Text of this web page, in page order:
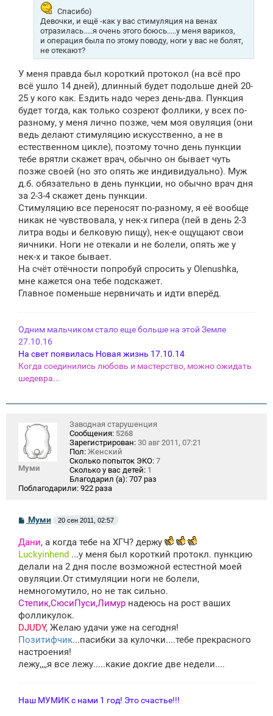
Спасибо)
Девочки, и ещё -как у вас стимуляция на венах
отразилась.....я очень этого боюсь.....у меня варикоз,
и операция была по этому поводу, ноги у вас не болят,
не отекают?
У меня правда был короткий протокол (на всё про
всё ушло 14 дней), длинный будет подольше дней 20-
25 у кого как. Ездить надо через день-два. Пункция
будет тогда, как только созреют фоллики, у всех по-
разному, у меня лично позже, чем моя овуляция (они
ведь делают стимуляцию искусственно, а не в
естественном цикле), поэтому точно день пункции
тебе врятли скажет врач, обычно он бывает чуть
позже своей (но это опять же индивидуально). Муж
д.б. обязательно в день пункции, но обычно врач дня
за 2-3-4 скажет день пункции.
Стимуляцию все переносят по-разному, я её вообще
никак не чувствовала, у нек-х гипера (пей в день 2-3
литра воды и белковую пищу), нек-е ощущают свои
яичники. Ноги не отекали и не болели, опять же у
нек-х и такое бывает.
На счёт отёчности попробуй спросить у Olenushka,
мне кажется она тебе подскажет.
Главное поменьше нервничать и идти вперёд.
Одним мальчиком стало еще больше на этой Земле
27.10.16
На свет появилась Новая жизнь 17.10.14
Когда соединились любовь и мастерство, можно ожидать
шедевра...
Муми
Заводная старушенция
Сообщения: 5268
Зарегистрирован: 30 авг 2011, 07:21
Пол: Женский
Сколько попыток ЭКО: 7
Сколько у вас детей: 1
Благодарил (а): 707 раз
Поблагодарили: 922 раза
С
б
щ
н
и
Муми 20 сен 2011, 02:57
Дани, а когда тебе на ХГЧ? держу
Luckyinhend ...у меня был короткий протокл. пункцию
делали на 2 дня после возможной естестной моей
овуляции.От стимуляции ноги не болели,
немногомутило, но не так сильно.
Степик,СюсиПуси,Лимур надеюсь на рост ваших
фолликулок.
DJUDY, Желаю удачи уже на сегодня!
Позитифчик...пасибки за кулочки....тебе прекрасного
настроения!
лежу,,,,я все лежу.....какие докгие две недели....
Наш МУМИК с нами 1 год! Это счастье!!!